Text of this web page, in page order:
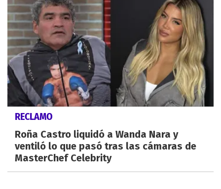
RECLAMO
Roña Castro liquidó a Wanda Nara y
ventiló lo que pasó tras las cámaras de
MasterChef Celebrity